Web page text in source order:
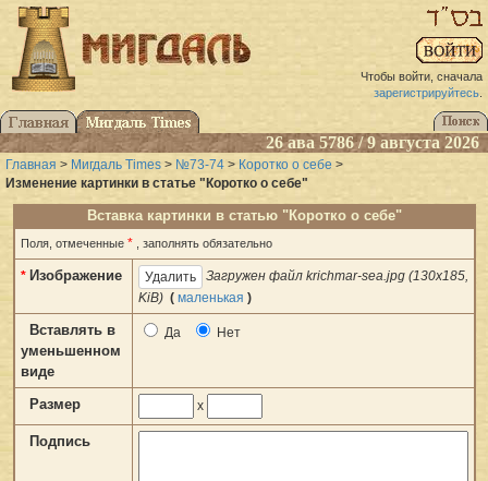
Чтобы войти, сначала
зарегистрируйтесь.
26 ава 5786 / 9 августа 2026
Главная > Мигдаль Times > №73-74 > Коротко о себе >
Изменение картинки в статье "Коротко о себе"
Вставка картинки в статью "Коротко о себе"
Поля, отмеченные * , заполнять обязательно
* Изображение
Загружен файл krichmar-sea.jpg (130x185,
KiB) ( маленькая )
Вставлять в
уменьшенном
виде
Да Нет
Размер x
Подпись